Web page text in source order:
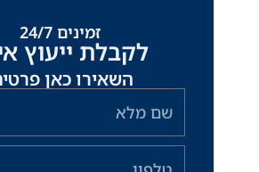
לקבלת ייעוץ אישי
השאירו כאן פרטים: